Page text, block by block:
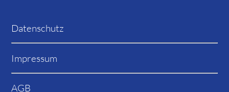
Datenschutz
Impressum
AGB